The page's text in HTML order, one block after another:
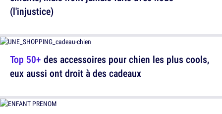
Top 50+ des accessoires pour chien les plus cools,
eux aussi ont droit à des cadeaux
(l'injustice)